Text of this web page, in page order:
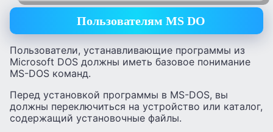
Пользователям MS DO
Пользователи, устанавливающие программы из
Microsoft DOS должны иметь базовое понимание
MS-DOS команд.
Перед установкой программы в MS-DOS, вы
должны переключиться на устройство или каталог,
содержащий установочные файлы.